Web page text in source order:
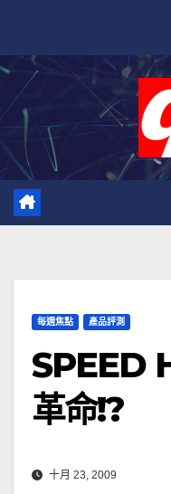
內
每週焦點 產品評測
SPEED
革命!?
十月 23, 2009